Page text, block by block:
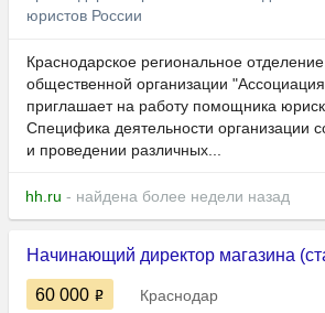
юристов России
Краснодарское региональное
общественной организации
приглашает на работу помощника
Специфика деятельности организации
и проведении различных...
hh.ru - найдена более недели назад
Начинающий директор магазина
60 000
Краснодар